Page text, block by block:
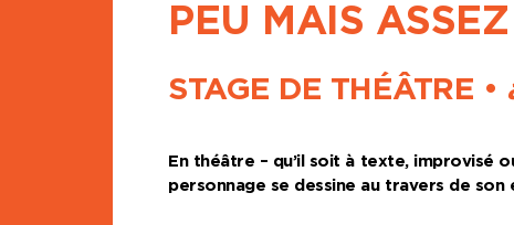
PEU MAIS
STAGE DE THÉÂTRE •
En théâtre – qu’il soit à texte, improvisé
personnage se dessine au travers de